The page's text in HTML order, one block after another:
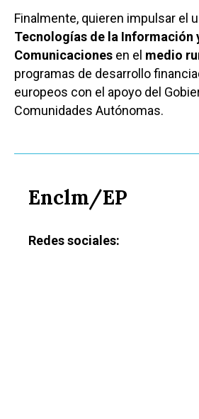
Finalmente, quieren impulsar el
Tecnologías de la Información
Comunicaciones en el medio
programas de desarrollo
europeos con el apoyo del
Comunidades Autónomas.
Enclm/EP
Redes sociales: